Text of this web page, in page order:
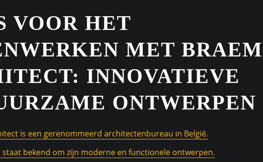
VOOR HET
MET BRAEM
INNOVATIEVE
ONTWERPEN
is een gerenommeerd architectenbureau in België.
staat bekend om zijn moderne en functionele ontwerpen.